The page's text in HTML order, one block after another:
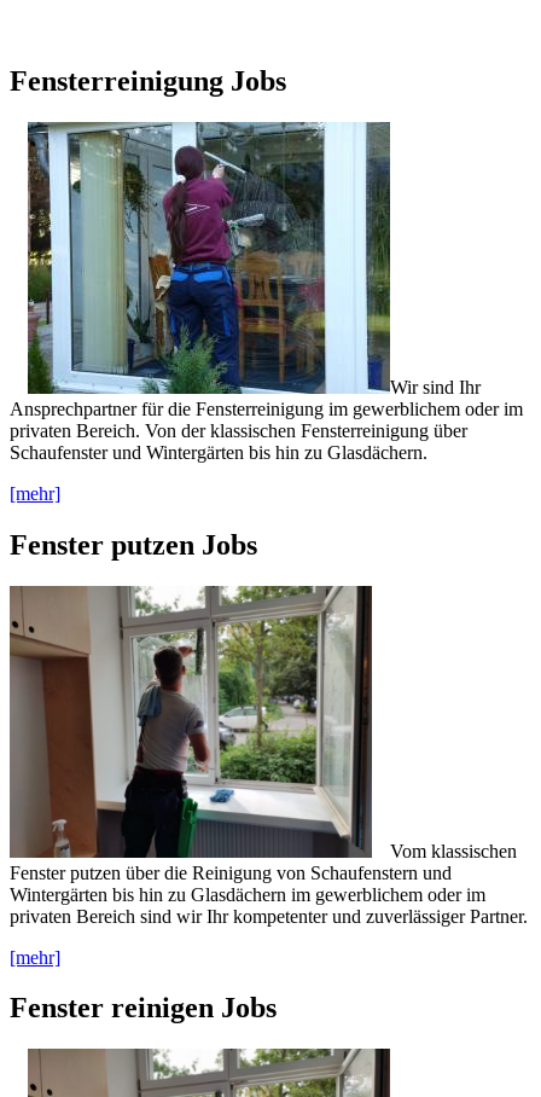
Fensterreinigung Jobs
Wir sind Ihr
Ansprechpartner für die Fensterreinigung im gewerblichem oder im
privaten Bereich. Von der klassischen Fensterreinigung über
Schaufenster und Wintergärten bis hin zu Glasdächern.
[mehr]
Fenster putzen Jobs
Vom klassischen
Fenster putzen über die Reinigung von Schaufenstern und
Wintergärten bis hin zu Glasdächern im gewerblichem oder im
privaten Bereich sind wir Ihr kompetenter und zuverlässiger Partner.
[mehr]
Fenster reinigen Jobs